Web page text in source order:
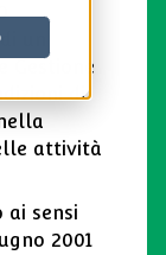
un
Gestione
di
attività
sensi
2001